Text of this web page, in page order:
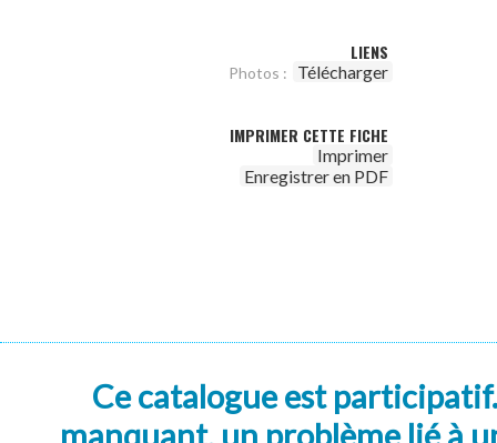
LIENS
Photos : Télécharger
IMPRIMER CETTE FICHE
Imprimer
Enregistrer en PDF
Ce catalogue est
manquant, un problème lié à